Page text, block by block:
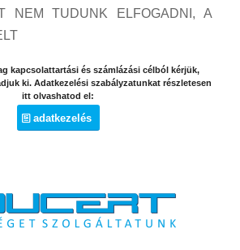
NEM TUDUNK ELFOGADNI, A
kapcsolattartási és számlázási célból kérjük,
ki. Adatkezelési szabályzatunkat részletesen
itt olvashatod el:
adatkezelés